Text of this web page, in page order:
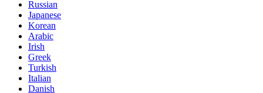
Russian
Japanese
Korean
Arabic
Irish
Greek
Turkish
Italian
Danish